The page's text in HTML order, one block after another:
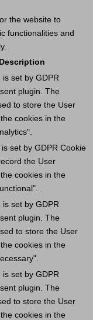
the website to
functionalities and
Description
is set by GDPR
plugin. The
to store the User
cookies in the
is set by GDPR Cookie
the User
cookies in the
is set by GDPR
plugin. The
to store the User
cookies in the
is set by GDPR
plugin. The
to store the User
cookies in the